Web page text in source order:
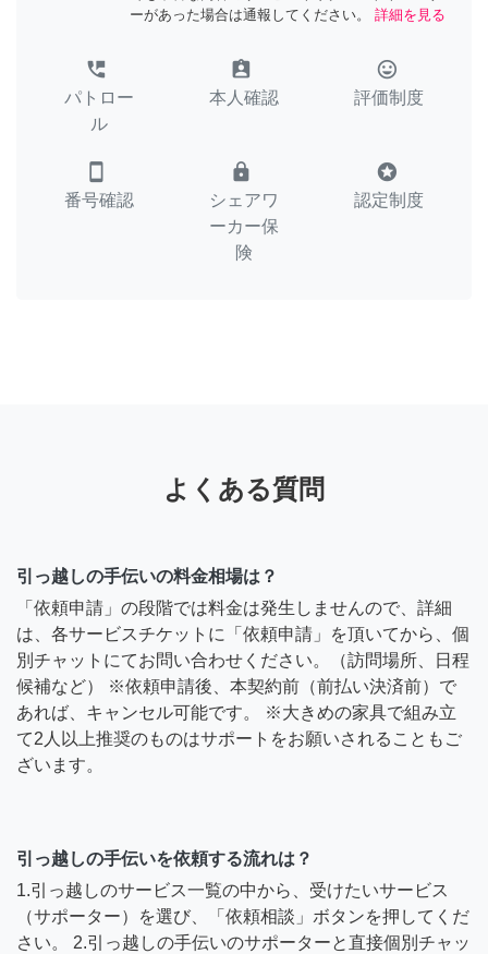
ーがあった場合は通報してください。
詳細を見る
perm_phone_msg
パトロー
ル
assignment_ind
本人確認
tag_faces
評価制度
smartphone
番号確認
lock
シェアワ
ーカー保
険
stars
認定制度
よくある質問
引っ越しの手伝いの料金相場は？
「依頼申請」の段階では料金は発生しませんので、詳細
は、各サービスチケットに「依頼申請」を頂いてから、個
別チャットにてお問い合わせください。（訪問場所、日程
候補など） ※依頼申請後、本契約前（前払い決済前）で
あれば、キャンセル可能です。 ※大きめの家具で組み立
て2人以上推奨のものはサポートをお願いされることもご
ざいます。
引っ越しの手伝いを依頼する流れは？
1.引っ越しのサービス一覧の中から、受けたいサービス
（サポーター）を選び、「依頼相談」ボタンを押してくだ
さい。 2.引っ越しの手伝いのサポーターと直接個別チャッ